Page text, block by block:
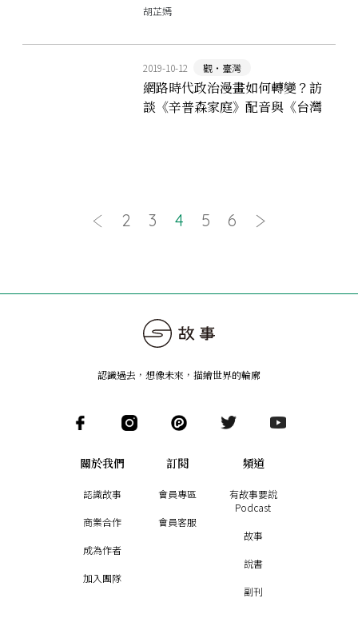
胡芷嫣
2019-10-12 觀‧臺灣
網路時代政治漫畫如何轉變？訪
談《辛普森家庭》配音與《台灣
2 3 4 5 6
認識過去，想像未來 ， 描繪世界的輪廓
關於我們
認識故事
商業合作
成為作者
加入團隊
訂閱
會員專區
會員客服
頻道
有故事要說
Podcast
故事
說書
副刊